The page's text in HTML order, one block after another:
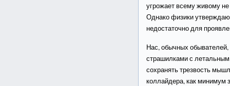
угрожает всему живому
Однако физики
недостаточно для
Нас, обычных
страшилками с
сохранять трезвость
коллайдера, как минимум